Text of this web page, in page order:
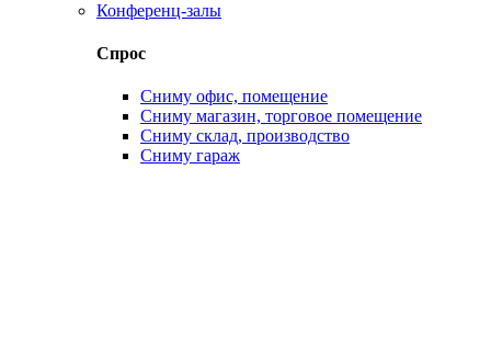
Конференц-залы
Спрос
Сниму офис, помещение
Сниму магазин, торговое помещение
Сниму склад, производство
Сниму гараж